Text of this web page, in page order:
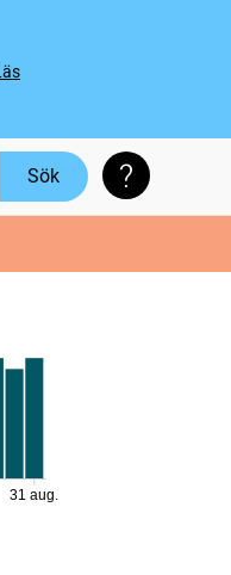
Sök Söktips
31 aug.